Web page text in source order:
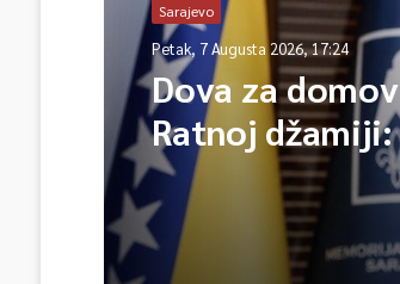
Sarajevo
Petak, 7 Augusta 2026, 17:24
Dova za
Ratnoj džamiji:
manifestacije
Igman 2026“
herojima